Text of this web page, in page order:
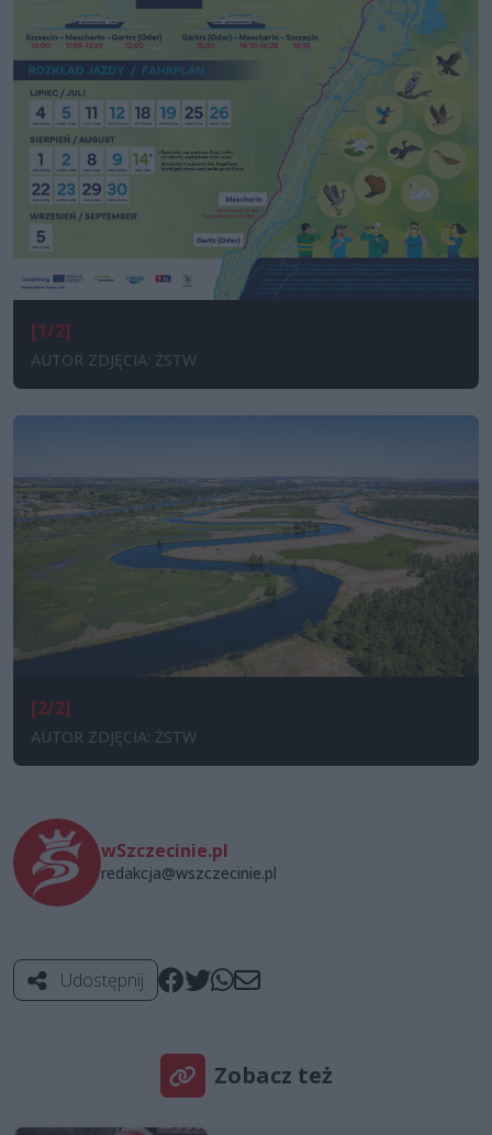
[1/2]
AUTOR ZDJĘCIA: ŻSTW
[2/2]
AUTOR ZDJĘCIA: ŻSTW
wSzczecinie.pl
redakcja@wszczecinie.pl
Udostępnij
Zobacz też